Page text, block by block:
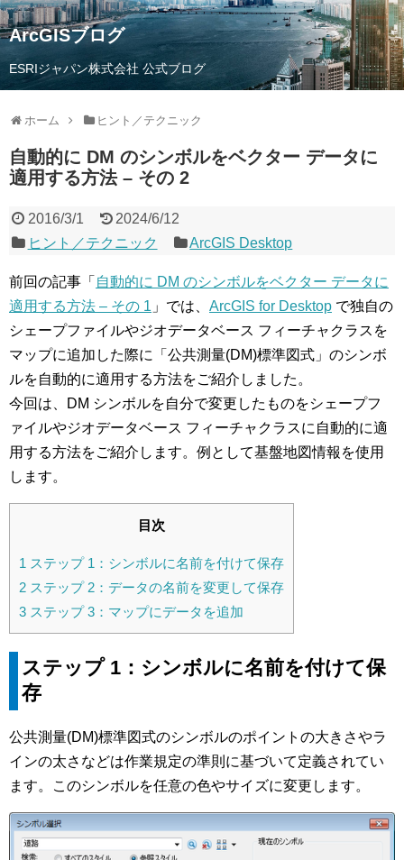
ArcGISブログ
ESRIジャパン株式会社 公式ブログ
ホーム ヒント／テクニック
自動的に DM のシンボルをベクター データに
適用する方法 – その 2
2016/3/1
2024/6/12
ヒント／テクニック
ArcGIS Desktop
前回の記事「 自動的に DM のシンボルをベクター データに
適用する方法 – その 1 」では、 ArcGIS for Desktop で独自の
シェープファイルやジオデータベース フィーチャクラスを
マップに追加した際に「公共測量(DM)標準図式」のシンボ
ルを自動的に適用する方法をご紹介しました。
今回は、DM シンボルを自分で変更したものをシェープフ
ァイルやジオデータベース フィーチャクラスに自動的に適
用する方法をご紹介します。例として基盤地図情報を使用
します。
目次
1 ステップ 1：シンボルに名前を付けて保存
2 ステップ 2：データの名前を変更して保存
3 ステップ 3：マップにデータを追加
ステップ 1：シンボルに名前を付けて保
存
公共測量(DM)標準図式のシンボルのポイントの大きさやラ
インの太さなどは作業規定の準則に基づいて定義されてい
ます。このシンボルを任意の色やサイズに変更します。